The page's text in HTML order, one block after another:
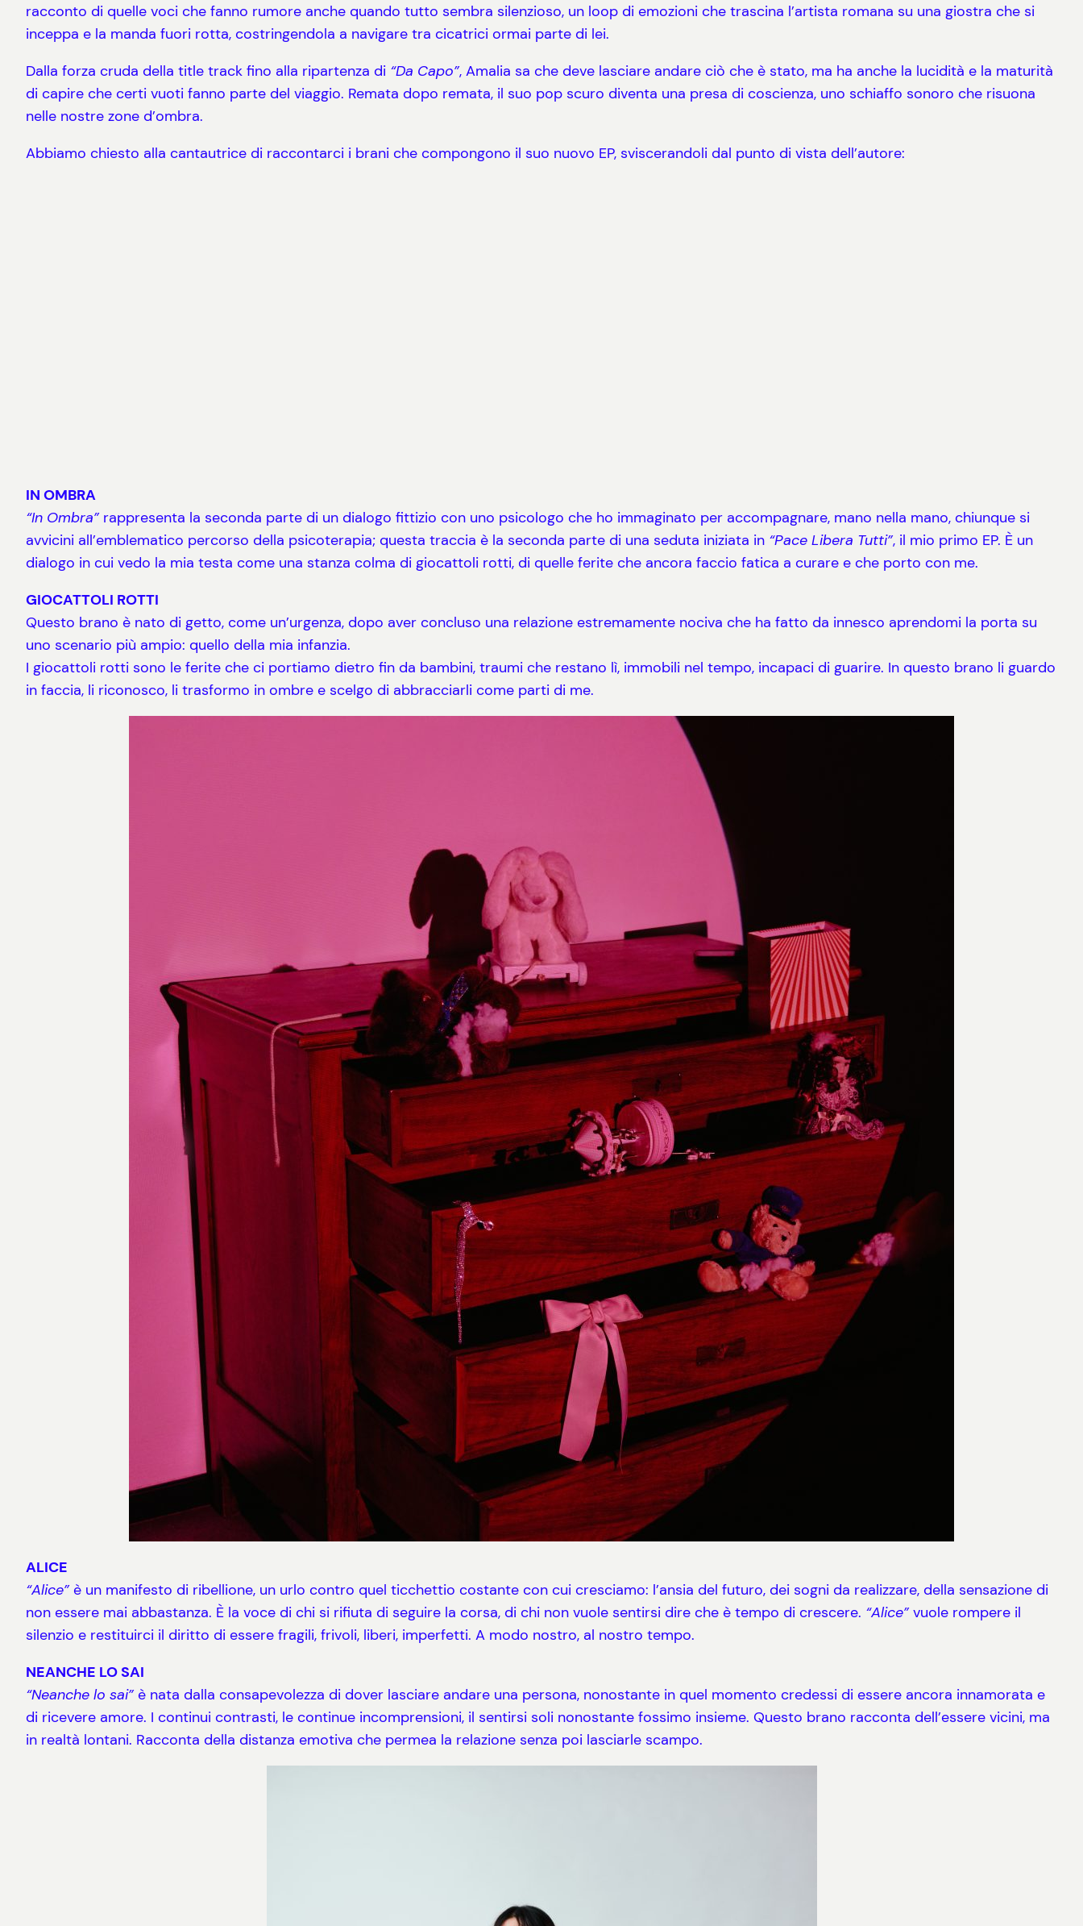
racconto di quelle voci che fanno rumore anche quando tutto sembra silenzioso, un loop di emozioni che trascina l’artista romana su una giostra che si
inceppa e la manda fuori rotta, costringendola a navigare tra cicatrici ormai parte di lei.
Dalla forza cruda della title track fino alla ripartenza di “Da Capo”, Amalia sa che deve lasciare andare ciò che è stato, ma ha anche la lucidità e la maturità
di capire che certi vuoti fanno parte del viaggio. Remata dopo remata, il suo pop scuro diventa una presa di coscienza, uno schiaffo sonoro che risuona
nelle nostre zone d’ombra.
Abbiamo chiesto alla cantautrice di raccontarci i brani che compongono il suo nuovo EP, sviscerandoli dal punto di vista dell’autore:
IN OMBRA
“In Ombra”rappresenta la seconda parte di un dialogo fittizio con uno psicologo che ho immaginato per accompagnare, mano nella mano, chiunque si
avvicini all’emblematico percorso della psicoterapia; questa traccia è la seconda parte di una seduta iniziata in “Pace Libera Tutti”, il mio primo EP. È un
dialogo in cui vedo la mia testa come una stanza colma di giocattoli rotti, di quelle ferite che ancora faccio fatica a curare e che porto con me.
GIOCATTOLI ROTTI
Questo brano è nato di getto, come un’urgenza, dopo aver concluso una relazione estremamente nociva che ha fatto da innesco aprendomi la porta su
uno scenario più ampio: quello della mia infanzia.
I giocattoli rotti sono le ferite che ci portiamo dietro fin da bambini, traumi che restano lì, immobili nel tempo, incapaci di guarire. In questo brano li guardo
in faccia, li riconosco, li trasformo in ombre e scelgo di abbracciarli come parti di me.
ALICE
“Alice”è un manifesto di ribellione, un urlo contro quel ticchettio costante con cui cresciamo: l’ansia del futuro, dei sogni da realizzare, della sensazione di
non essere mai abbastanza. È la voce di chi si rifiuta di seguire la corsa, di chi non vuole sentirsi dire che è tempo di crescere. “Alice”vuole rompere il
silenzio e restituirci il diritto di essere fragili, frivoli, liberi, imperfetti. A modo nostro, al nostro tempo.
NEANCHE LO SAI
“Neanche lo sai”è nata dalla consapevolezza di dover lasciare andare una persona, nonostante in quel momento credessi di essere ancora innamorata e
di ricevere amore. I continui contrasti, le continue incomprensioni, il sentirsi soli nonostante fossimo insieme. Questo brano racconta dell’essere vicini, ma
in realtà lontani. Racconta della distanza emotiva che permea la relazione senza poi lasciarle scampo.